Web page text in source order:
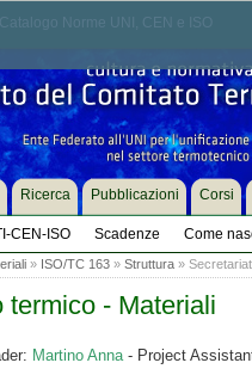
CEN-ISO Scadenze Come
Ricerca Pubblicazioni Corsi
» ISO/TC 163» Struttura»
termico - Materiali
Martino Anna- Project